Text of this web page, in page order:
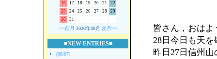
16
17 18 19 20 21
22
23
24 25 26 27 28
29
30
31
<<前月 2026年08月 次月>>
■NEW ENTRIES■
(08/07)
皆さん，おは
28日今日も天
昨日27日信州